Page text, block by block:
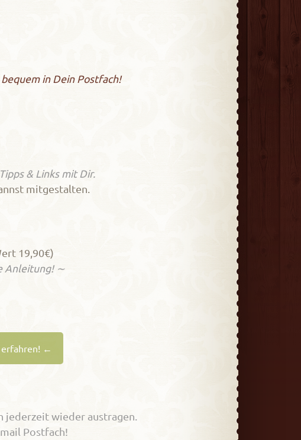
in Dein Postfach!
& Links mit Dir.
mitgestalten.
19,90€)
Anleitung! ∼
erfahren! ←
jederzeit wieder austragen.
Postfach!